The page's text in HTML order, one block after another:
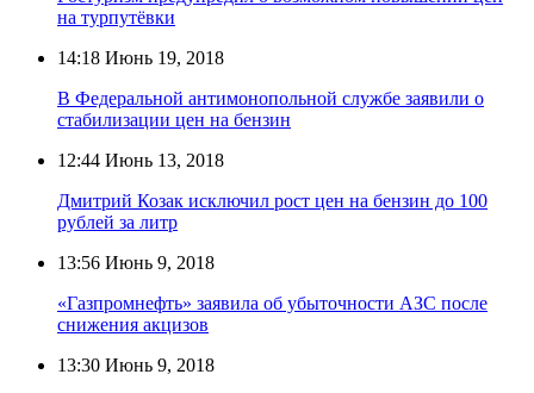
на турпутёвки
14:18 Июнь 19, 2018
В Федеральной антимонопольной службе заявили о
стабилизации цен на бензин
12:44 Июнь 13, 2018
Дмитрий Козак исключил рост цен на бензин до 100
рублей за литр
13:56 Июнь 9, 2018
«Газпромнефть» заявила об убыточности АЗС после
снижения акцизов
13:30 Июнь 9, 2018